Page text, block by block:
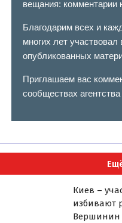
вещания: комментарии
Благодарим всех и
многих лет
опубликованных
Приглашаем вас
сообществах
Киев –
избивают
Вершинин